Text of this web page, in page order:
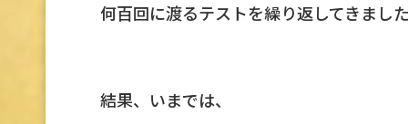
何百回に渡るテストを繰り返してきまし
結果、いまでは、